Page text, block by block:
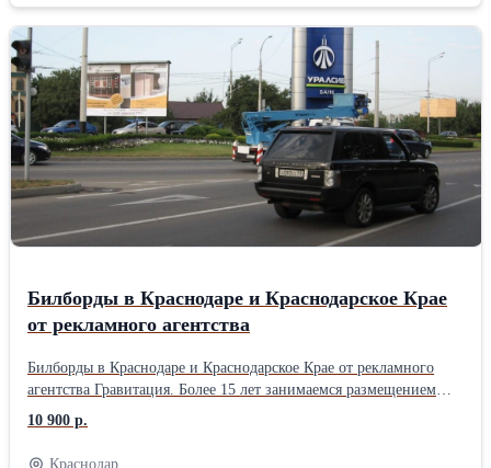
район Тимашёвск Тимашёвский район Геленджик Курганинск
Курганинский район Кореновск Кореновский район Апшеронск
Апшеронский район Темрюк И многие другие города и поселки
Краснодарского Края. Обращайтесь в рекламное агентство
Гравитация и получите лучшие условия на печать баннеров и
другие виды печати. Мы занимаемся полным сопровождением и
размещением наружной рекламы от идеи до воплощения.
Билборды в Краснодаре и Краснодарское Крае
от рекламного агентства
Билборды в Краснодаре и Краснодарское Крае от рекламного
агентства Гравитация. Более 15 лет занимаемся размещением
наружной рекламой, рекламными щитами (билбордами) и всеми
видами наружной рекламы в Краснодаре и Краснодарском Крае.
У нас вы можете заказать размещение наружной рекламы на
10 900 р.
Краснодар